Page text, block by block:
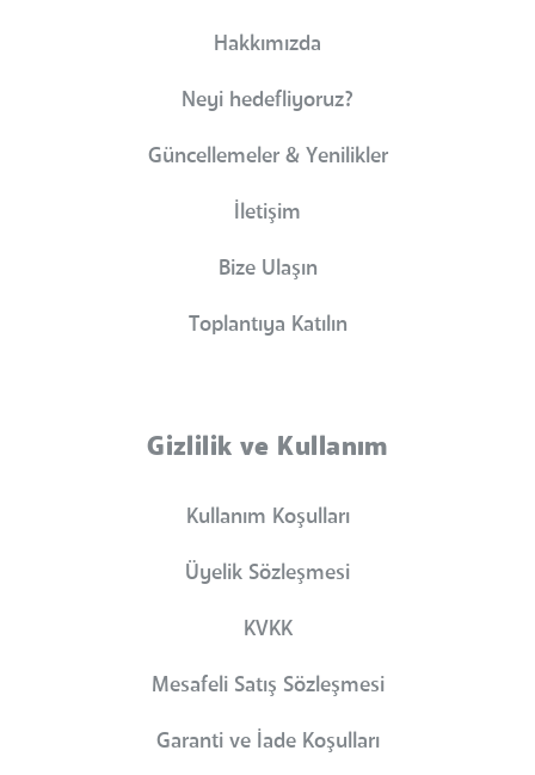
Hakkımızda
Neyi hedefliyoruz?
Güncellemeler & Yenilikler
İletişim
Bize Ulaşın
Toplantıya Katılın
Gizlilik ve Kullanım
Kullanım Koşulları
Üyelik Sözleşmesi
KVKK
Mesafeli Satış Sözleşmesi
Garanti ve İade Koşulları